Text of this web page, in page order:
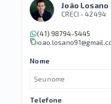
João Losano
CRECI -42494
(41) 98794-5445
Nome
Telefone